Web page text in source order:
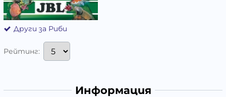
Други за Риби
Рейтинг:
Информация